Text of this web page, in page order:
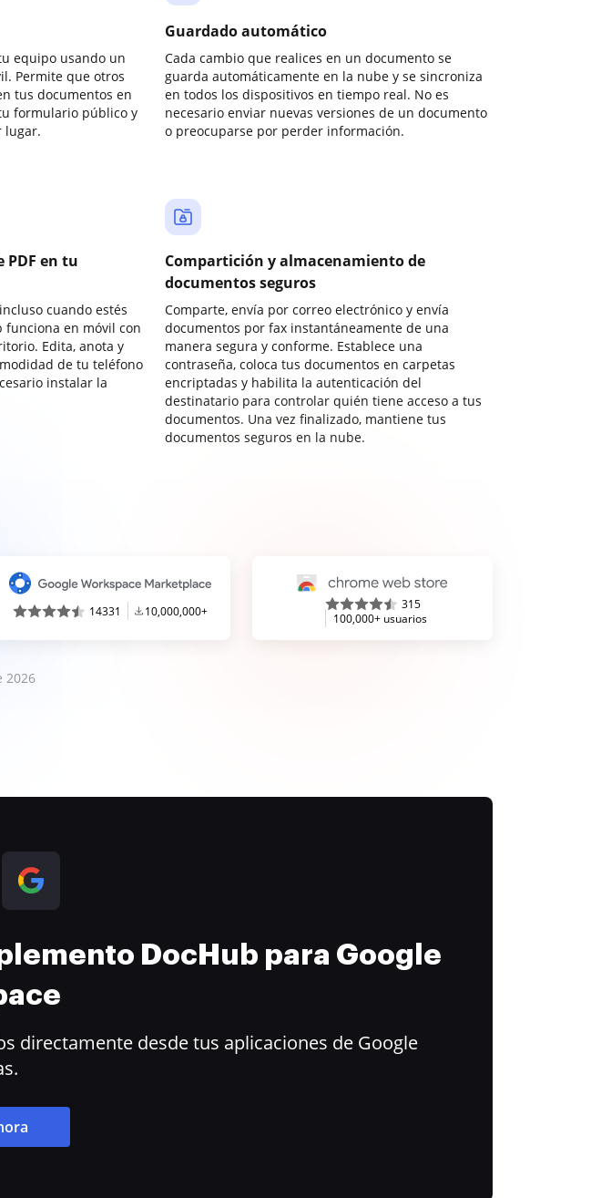
equipo usando un
Permite que otros
tus documentos en
formulario público y
lugar.
Guardado automático
Cada cambio que realices en un documento se
guarda automáticamente en la nube y se sincroniza
en todos los dispositivos en tiempo real. No es
necesario enviar nuevas versiones de un documento
o preocuparse por perder información.
en tu
cuando estés
funciona en móvil con
Edita, anota y
de tu teléfono
instalar la
Compartición y almacenamiento de
documentos seguros
Comparte, envía por correo electrónico y envía
documentos por fax instantáneamente de una
manera segura y conforme. Establece una
contraseña, coloca tus documentos en carpetas
encriptadas y habilita la autenticación del
destinatario para controlar quién tiene acceso a tus
documentos. Una vez finalizado, mantiene tus
documentos seguros en la nube.
14331 10,000,000+
315
100,000+ usuarios
2026
DocHub para Google
directamente desde tus aplicaciones de Google